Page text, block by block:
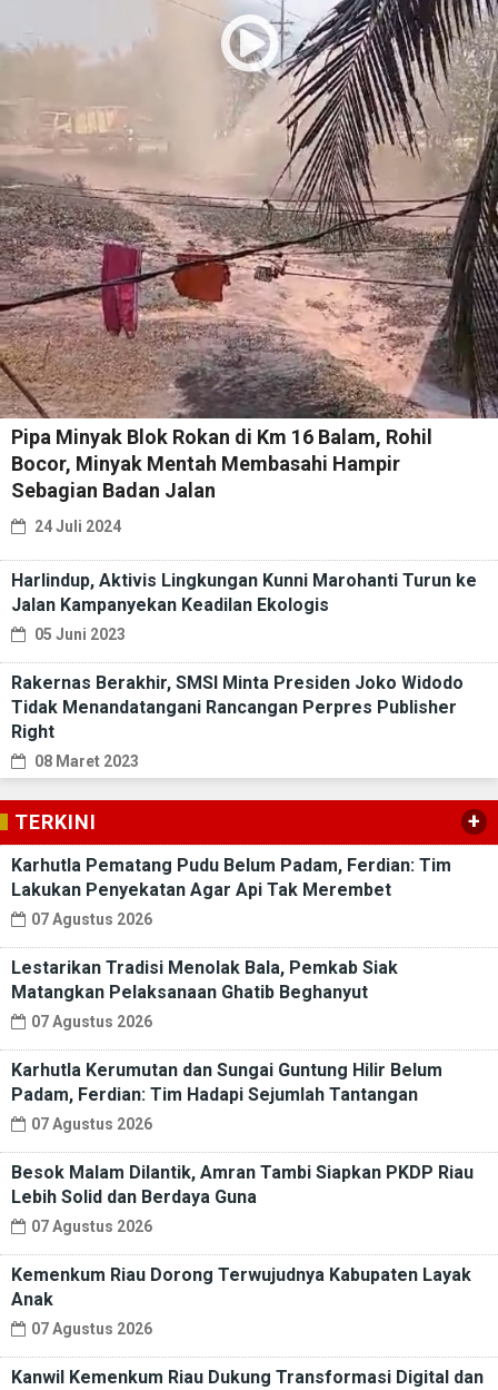
Pipa Minyak Blok Rokan di Km 16 Balam, Rohil
Bocor, Minyak Mentah Membasahi Hampir
Sebagian Badan Jalan
24 Juli 2024
Harlindup, Aktivis Lingkungan Kunni Marohanti Turun ke
Jalan Kampanyekan Keadilan Ekologis
05 Juni 2023
Rakernas Berakhir, SMSI Minta Presiden Joko Widodo
Tidak Menandatangani Rancangan Perpres Publisher
Right
08 Maret 2023
TERKINI +
Karhutla Pematang Pudu Belum Padam, Ferdian: Tim
Lakukan Penyekatan Agar Api Tak Merembet
07 Agustus 2026
Lestarikan Tradisi Menolak Bala, Pemkab Siak
Matangkan Pelaksanaan Ghatib Beghanyut
07 Agustus 2026
Karhutla Kerumutan dan Sungai Guntung Hilir Belum
Padam, Ferdian: Tim Hadapi Sejumlah Tantangan
07 Agustus 2026
Besok Malam Dilantik, Amran Tambi Siapkan PKDP Riau
Lebih Solid dan Berdaya Guna
07 Agustus 2026
Kemenkum Riau Dorong Terwujudnya Kabupaten Layak
Anak
07 Agustus 2026
Kanwil Kemenkum Riau Dukung Transformasi Digital dan